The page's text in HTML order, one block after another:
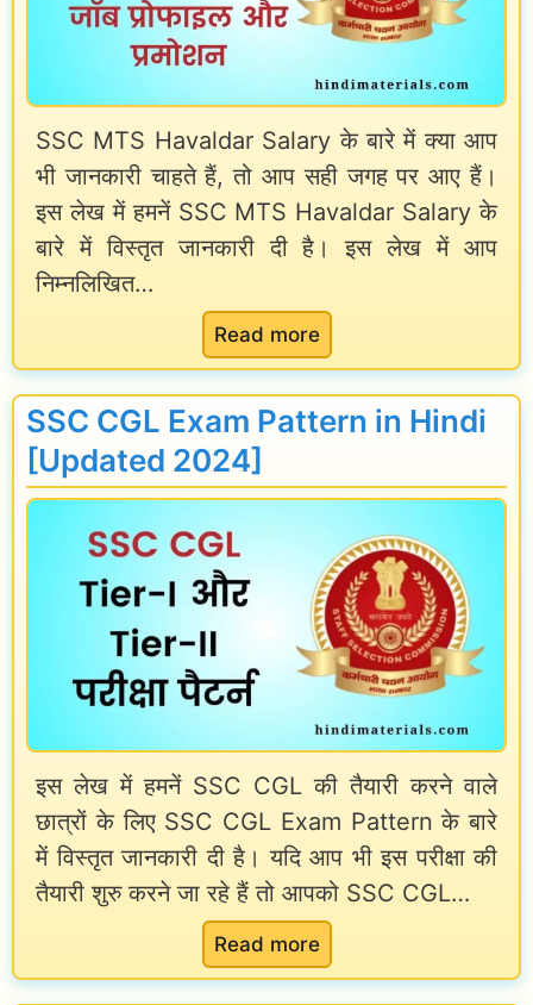
SSC MTS Havaldar Salary के बारे में क्या आप
भी जानकारी चाहते हैं, तो आप सही जगह पर आए हैं।
इस लेख में हमनें SSC MTS Havaldar Salary के
बारे में विस्तृत जानकारी दी है। इस लेख में आप
निम्नलिखित…
Read more:
S
S
M
S
H
a
v
l
d
a
r
S
a
l
SSC CGL Exam Pattern in Hindi
[Updated 2024]
इस लेख में हमनें SSC CGL की तैयारी करने वाले
छात्रों के लिए SSC CGL Exam Pattern के बारे
में विस्तृत जानकारी दी है। यदि आप भी इस परीक्षा की
तैयारी शुरु करने जा रहे हैं तो आपको SSC CGL…
Read more:
S